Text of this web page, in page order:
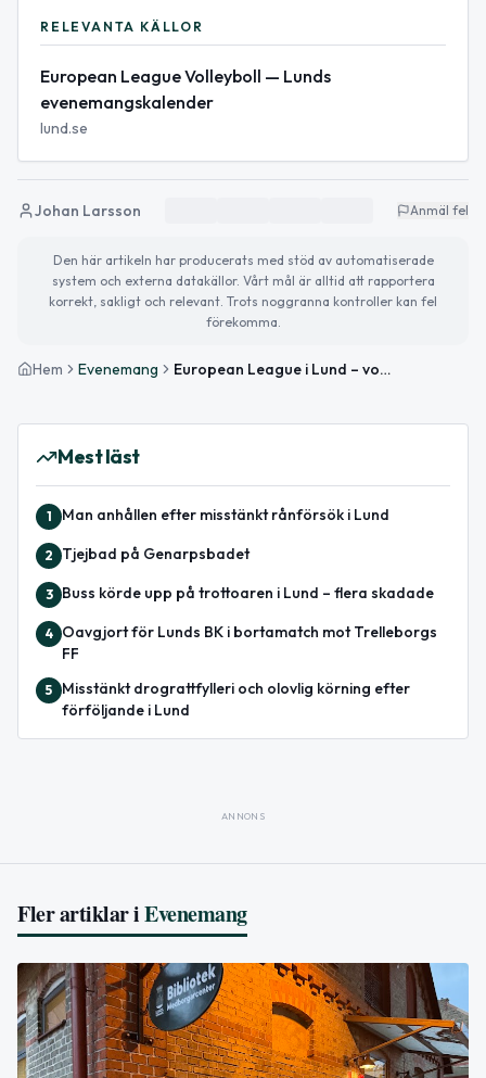
RELEVANTA KÄLLOR
European League Volleyboll — Lunds
evenemangskalender
lund.se
Johan Larsson Anmäl fel
Den här artikeln har producerats med stöd av automatiserade
system och externa datakällor. Vårt mål är alltid att rapportera
korrekt, sakligt och relevant. Trots noggranna kontroller kan fel
förekomma.
Hem Evenemang European League i Lund – volleyboll med herrlandslaget
Mest läst
1 Man anhållen efter misstänkt rånförsök i Lund
2 Tjejbad på Genarpsbadet
3 Buss körde upp på trottoaren i Lund – flera skadade
4
Oavgjort för Lunds BK i bortamatch mot Trelleborgs
FF
5
Misstänkt drograttfylleri och olovlig körning efter
förföljande i Lund
ANNONS
Fler artiklar iEvenemang